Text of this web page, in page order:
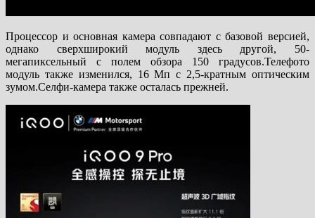
Процессор и основная камера совпадают с базовой версией,
однако сверхширокий модуль здесь другой, 50-
мегапиксельный с полем обзора 150 градусов.Телефото
модуль также изменился, 16 Мп с 2,5-кратным оптическим
зумом.Селфи-камера также осталась прежней.